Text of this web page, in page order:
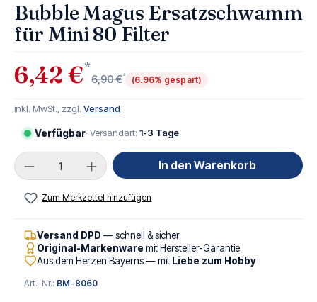
Bubble Magus Ersatzschwamm
für Mini 80 Filter
6,42 €*
6,90 €* (6.96% gespart)
inkl. MwSt., zzgl. Versand
Verfügbar· Versandart: 1-3 Tage
Produkt Anzahl: Gib den gewünschten Wert
In den Warenkorb
Zum Merkzettel hinzufügen
Versand DPD — schnell & sicher
Original-Markenware mit Hersteller-Garantie
Aus dem Herzen Bayerns — mit Liebe zum Hobby
Art.-Nr.: BM-8060